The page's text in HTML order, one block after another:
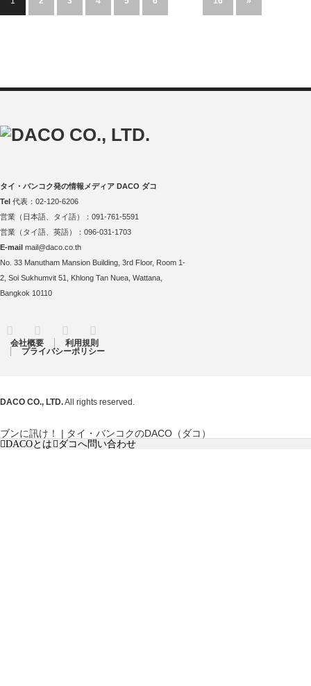
タイ・バンコク発の情報メディア DACO ダコ
Tel 代表：02-120-6206
営業（日本語、タイ語）：091-761-5591
営業（タイ語、英語）：096-031-1703
E-mail mail@daco.co.th
No. 33 Manutham Mansion Building, 3rd Floor, Room 1-
2, Soi Sukhumvit 51, Khlong Tan Nuea, Wattana,
Bangkok 10110
Twitter FacebookInstagram
会社概要
利用規則
プライバシーポリシー
DACO CO., LTD.All rights reserved.
ブンに訊け！ | タイ・バンコクのDACO（ダコ）
DACOとは ダコへ問い合わせ